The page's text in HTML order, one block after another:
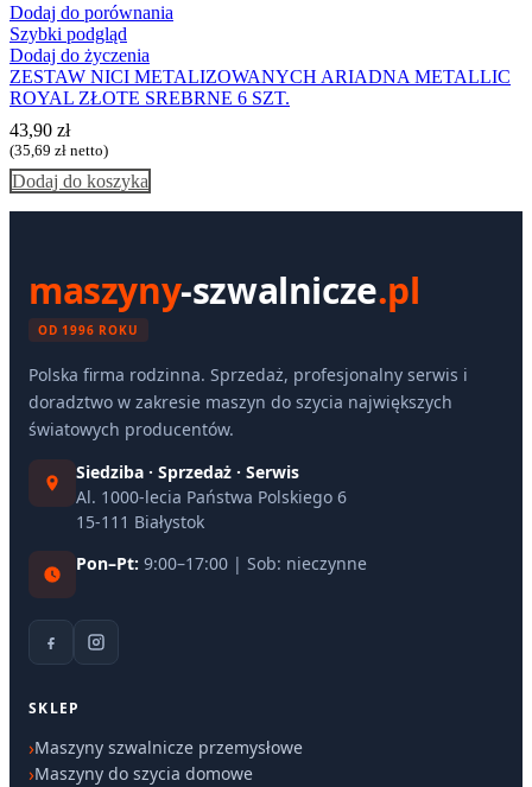
Dodaj do porównania
Szybki podgląd
Dodaj do życzenia
ZESTAW NICI METALIZOWANYCH ARIADNA METALLIC
ROYAL ZŁOTE SREBRNE 6 SZT.
43,90 zł
(35,69 zł netto)
Dodaj do koszyka
maszyny-szwalnicze.pl
OD 1996 ROKU
Polska firma rodzinna. Sprzedaż, profesjonalny serwis i
doradztwo w zakresie maszyn do szycia największych
światowych producentów.
Siedziba · Sprzedaż · Serwis
Al. 1000-lecia Państwa Polskiego 6
15-111 Białystok
Pon–Pt: 9:00–17:00 | Sob: nieczynne
SKLEP
Maszyny szwalnicze przemysłowe
Maszyny do szycia domowe